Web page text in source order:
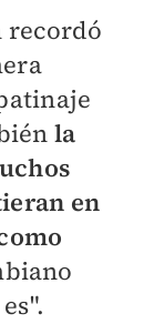
recordó
la
en